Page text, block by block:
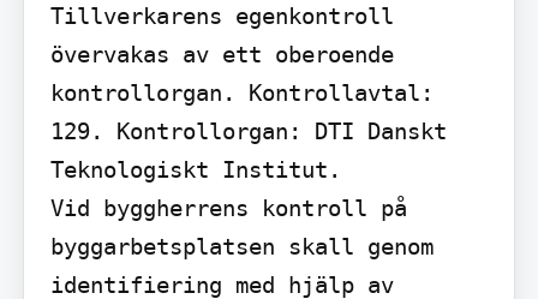
Tillverkarens egenkontroll
övervakas av ett oberoende
kontrollorgan. Kontrollavtal:
129. Kontrollorgan: DTI Danskt
Teknologiskt Institut.
Vid byggherrens kontroll på
byggarbetsplatsen skall genom
identifiering med hjälp av